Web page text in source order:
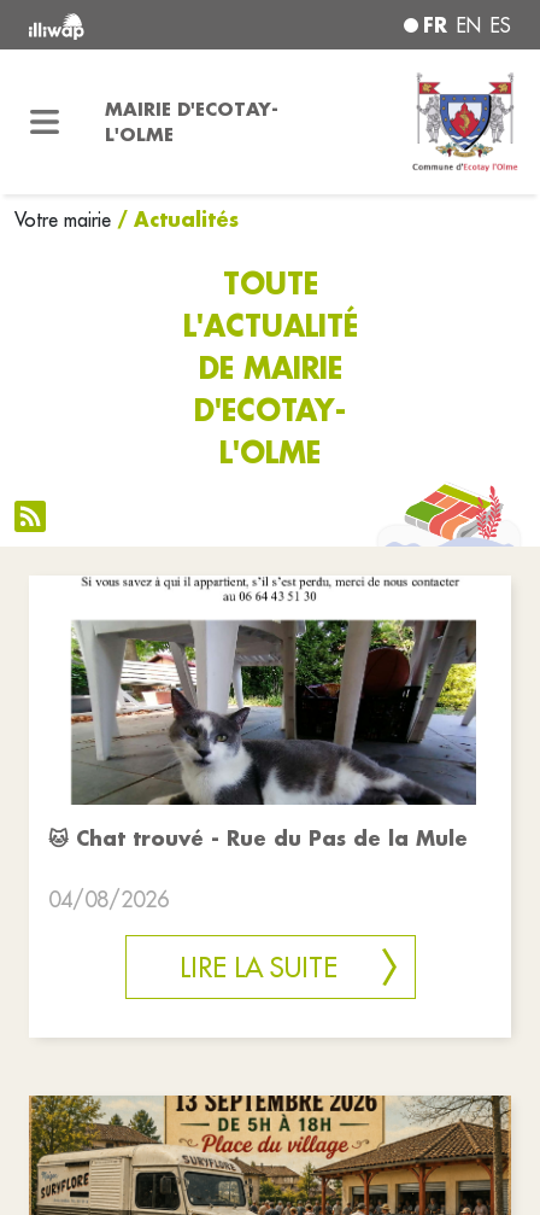
FR EN ES
MAIRIE D'ECOTAY-
L'OLME
Votre mairie / Actualités
TOUTE
L'ACTUALITÉ
DE MAIRIE
D'ECOTAY-
L'OLME
🐱 Chat trouvé - Rue du Pas de la Mule
04/08/2026
LIRE LA SUITE